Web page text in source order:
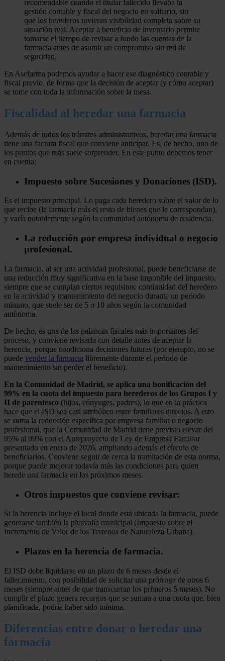
recomendable cuando el titular fallecido llevaba la
gestión contable y fiscal del negocio en solitario, sin
que los herederos tuvieran visibilidad completa sobre su
situación real. Aceptar a beneficio de inventario permite
tomarse el tiempo de revisar a fondo las cuentas de la
farmacia antes de asumir un compromiso sin red de
seguridad.
En Asefarma podemos ayudar a hacer ese diagnóstico contable y
fiscal previo, de forma que la decisión de aceptar (y cómo aceptar)
se tome con toda la información sobre la mesa.
Fiscalidad al heredar una farmacia
Además de todos los trámites administrativos, heredar una farmacia
tiene una factura fiscal que conviene anticipar. Es, de hecho, uno de
los puntos que más suele sorprender. En este punto debemos tener
en cuenta:
Impuesto sobre Sucesiones y Donaciones (ISD).
Es el impuesto principal. Lo paga cada heredero sobre el valor de lo
que recibe (la farmacia más el resto de bienes que le correspondan),
y varía notablemente según la comunidad autónoma de residencia.
La reducción por empresa individual o negocio
profesional.
La farmacia, al ser una actividad profesional, puede beneficiarse de
una reducción muy significativa en la base imponible del impuesto,
siempre que se cumplan ciertos requisitos: continuidad del heredero
en la actividad y mantenimiento del negocio durante un periodo
mínimo, que suele ser de 5 o 10 años según la comunidad
autónoma.
De hecho, es una de las palancas fiscales más importantes del
proceso, y conviene revisarla con detalle antes de aceptar la
herencia, porque condiciona decisiones futuras (por ejemplo, no se
puede vender la farmacia libremente durante el periodo de
mantenimiento sin perder el beneficio).
En la Comunidad de Madrid, se aplica una bonificación del
99% en la cuota del impuesto para herederos de los Grupos I y
II de parentesco (hijos, cónyuges, padres), lo que en la práctica
hace que el ISD sea casi simbólico entre familiares directos. A esto
se suma la reducción específica por empresa familiar o negocio
profesional, que la Comunidad de Madrid tiene previsto elevar del
95% al 99% con el Anteproyecto de Ley de Empresa Familiar
presentado en enero de 2026, ampliando además el círculo de
beneficiarios. Conviene seguir de cerca la tramitación de esta norma,
porque puede mejorar todavía más las condiciones para quien
herede una farmacia en los próximos meses.
Otros impuestos que conviene revisar:
Si la herencia incluye el local donde está ubicada la farmacia, puede
generarse también la plusvalía municipal (Impuesto sobre el
Incremento de Valor de los Terrenos de Naturaleza Urbana).
Plazos en la herencia de farmacia.
El ISD debe liquidarse en un plazo de 6 meses desde el
fallecimiento, con posibilidad de solicitar una prórroga de otros 6
meses (siempre antes de que transcurran los primeros 5 meses). No
cumplir el plazo genera recargos que se suman a una cuota que, bien
planificada, podría haber sido mínima.
Diferencias entre donar o heredar una
farmacia